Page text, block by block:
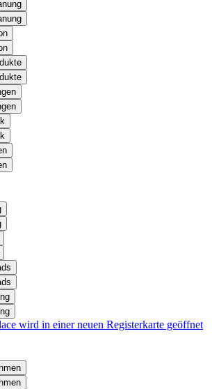
wird in einer neuen Registerkarte geöffnet